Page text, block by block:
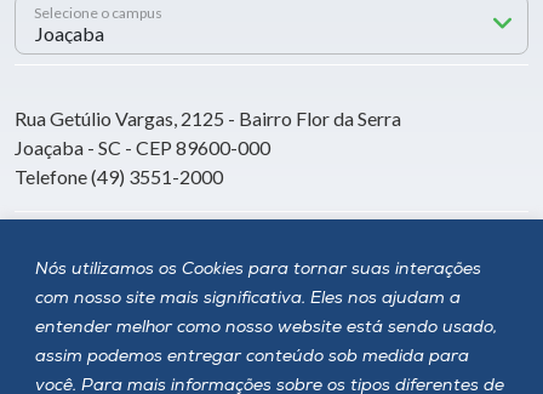
Nós utilizamos os Cookies para tornar suas interações
com nosso site mais significativa. Eles nos ajudam a
entender melhor como nosso website está sendo usado,
assim podemos entregar conteúdo sob medida para
você. Para mais informações sobre os tipos diferentes de
Selecione o campus
Rua Getúlio Vargas, 2125 - Bairro Flor da Serra
Joaçaba - SC - CEP 89600-000
Telefone (49) 3551-2000
Siga a Unoesc